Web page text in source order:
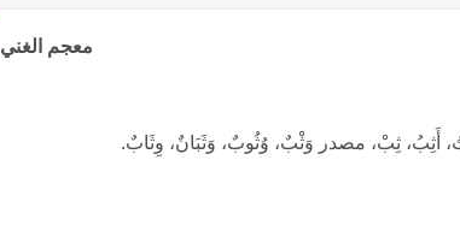
معجم الغني
أَثِبُ، ثِبْ، مصدر وَثْبٌ، وُثُوبٌ، وَثَبَانٌ، وِثَابٌ.